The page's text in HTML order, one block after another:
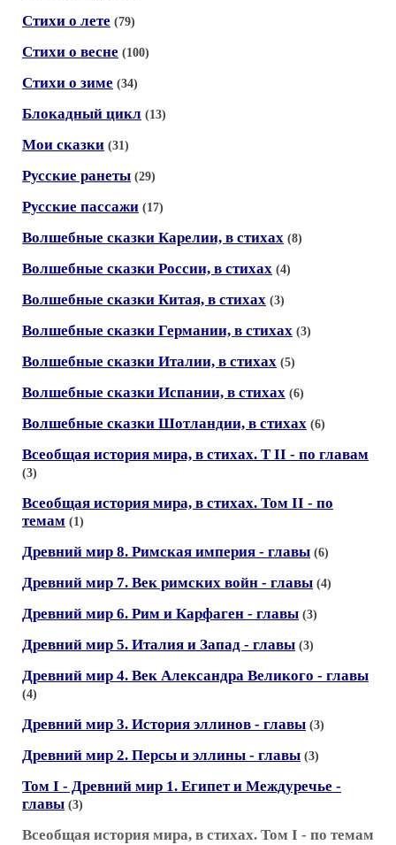
Стихи о лете (79)
Стихи о весне (100)
Стихи о зиме (34)
Блокадный цикл (13)
Мои сказки (31)
Русские ранеты (29)
Русские пассажи (17)
Волшебные сказки Карелии, в стихах (8)
Волшебные сказки России, в стихах (4)
Волшебные сказки Китая, в стихах (3)
Волшебные сказки Германии, в стихах (3)
Волшебные сказки Италии, в стихах (5)
Волшебные сказки Испании, в стихах (6)
Волшебные сказки Шотландии, в стихах (6)
Всеобщая история мира, в стихах. Т II - по главам
(3)
Всеобщая история мира, в стихах. Том II - по
темам (1)
Древний мир 8. Римская империя - главы (6)
Древний мир 7. Век римских войн - главы (4)
Древний мир 6. Рим и Карфаген - главы (3)
Древний мир 5. Италия и Запад - главы (3)
Древний мир 4. Век Александра Великого - главы
(4)
Древний мир 3. История эллинов - главы (3)
Древний мир 2. Персы и эллины - главы (3)
Том I - Древний мир 1. Египет и Междуречье -
главы (3)
Всеобщая история мира, в стихах. Том I - по темам